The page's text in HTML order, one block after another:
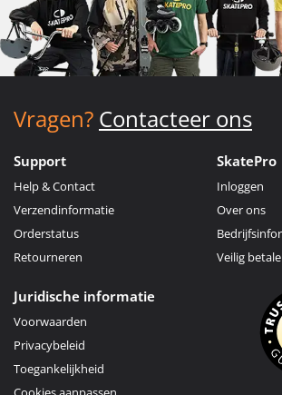
Vragen? Contacteer ons
Support
Help & Contact
Verzendinformatie
Orderstatus
Retourneren
SkatePro
Inloggen
Over ons
Veilig
Juridische informatie
Voorwaarden
Privacybeleid
Toegankelijkheid